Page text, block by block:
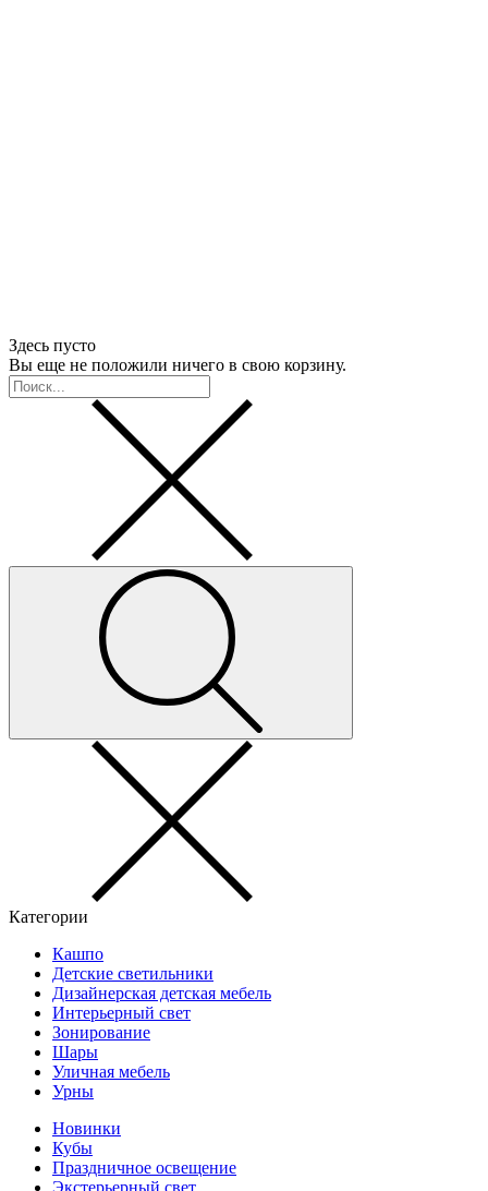
Здесь пусто
Вы еще не положили ничего в свою корзину.
Категории
Кашпо
Детские светильники
Дизайнерская детская мебель
Интерьерный свет
Зонирование
Шары
Уличная мебель
Урны
Новинки
Кубы
Праздничное освещение
Экстерьерный свет